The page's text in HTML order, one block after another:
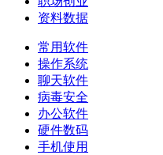
资料数据
常用软件
操作系统
聊天软件
病毒安全
办公软件
硬件数码
手机使用